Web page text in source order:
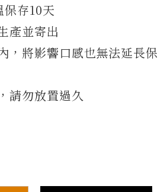
存10天
產並寄出
，將影響口感也無法延長保
請勿放置過久